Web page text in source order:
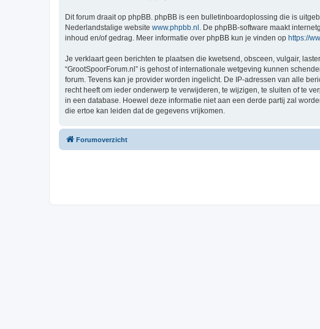
Dit forum draait op phpBB. phpBB is een bulletinboardoplossing die is
Nederlandstalige website www.phpbb.nl . De phpBB-software maakt
inhoud en/of gedrag. Meer informatie over phpBB kun je vinden op https://
Je verklaart geen berichten te plaatsen die kwetsend, obsceen, vulgair,
“GrootSpoorForum.nl” is gehost of internationale wetgeving kunnen
forum. Tevens kan je provider worden ingelicht. De IP-adressen van alle
recht heeft om ieder onderwerp te verwijderen, te wijzigen, te sluiten of te
in een database. Hoewel deze informatie niet aan een derde partij zal
die ertoe kan leiden dat de gegevens vrijkomen.
Forumoverzicht